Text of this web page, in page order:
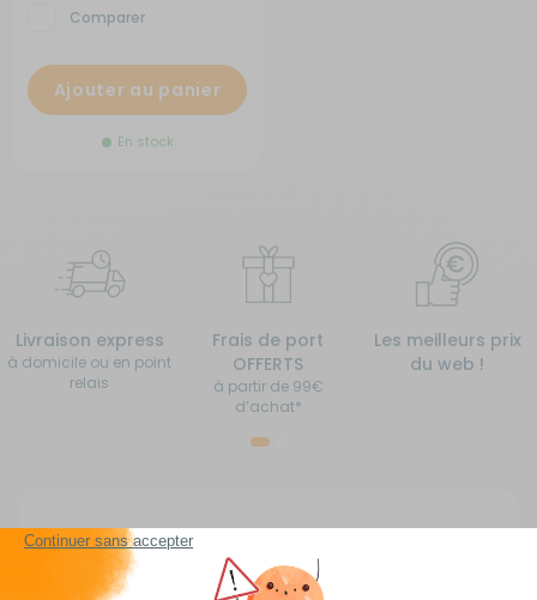
Comparer
Ajouter au panier
En stock
Livraison express
à domicile ou en point
relais
Frais de port
OFFERTS
à partir de 99€
d’achat*
Les meilleurs prix
du web !
Accessoires pour camping-car, caravane,
fourgon aménagé, van aménagé et bateau pas